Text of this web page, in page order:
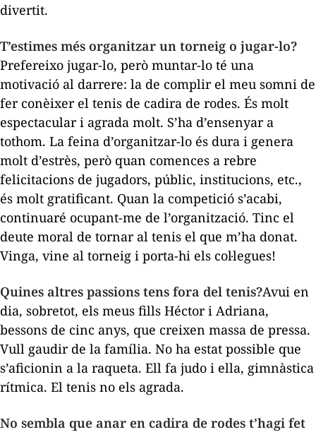
divertit.
T’estimes més organitzar un torneig o jugar-lo?
Prefereixo jugar-lo, però muntar-lo té una
motivació al darrere: la de complir el meu somni de
fer conèixer el tenis de cadira de rodes. És molt
espectacular i agrada molt. S’ha d’ensenyar a
tothom. La feina d’organitzar-lo és dura i genera
molt d’estrès, però quan comences a rebre
felicitacions de jugadors, públic, institucions, etc.,
és molt gratificant. Quan la competició s’acabi,
continuaré ocupant-me de l’organització. Tinc el
deute moral de tornar al tenis el que m’ha donat.
Vinga, vine al torneig i porta-hi els col·legues!
Quines altres passions tens fora del tenis?Avui en
dia, sobretot, els meus fills Héctor i Adriana,
bessons de cinc anys, que creixen massa de pressa.
Vull gaudir de la família. No ha estat possible que
s’aficionin a la raqueta. Ell fa judo i ella, gimnàstica
rítmica. El tenis no els agrada.
No sembla que anar en cadira de rodes t’hagi fet